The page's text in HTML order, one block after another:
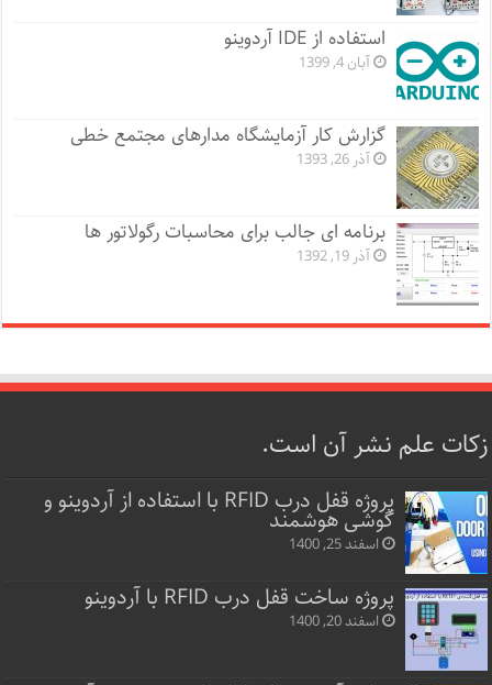
استفاده از IDE آردوینو
آبان 4, 1399
گزارش کار آزمایشگاه مدارهای مجتمع خطی
آذر 26, 1393
برنامه ای جالب برای محاسبات رگولاتور ها
آذر 19, 1392
زکات علم نشر آن است.
پروژه قفل‌ درب RFID با استفاده از آردوینو و
گوشی هوشمند
اسفند 25, 1400
پروژه ساخت قفل‌ درب RFID با آردوینو
اسفند 20, 1400